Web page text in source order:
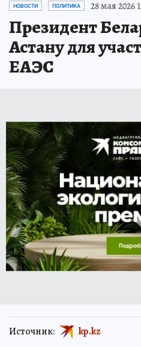
НОВОСТИ ПОЛИТИКА 28 мая 2026
Президент
Астану для
ЕАЭС
Источник: kp.kz